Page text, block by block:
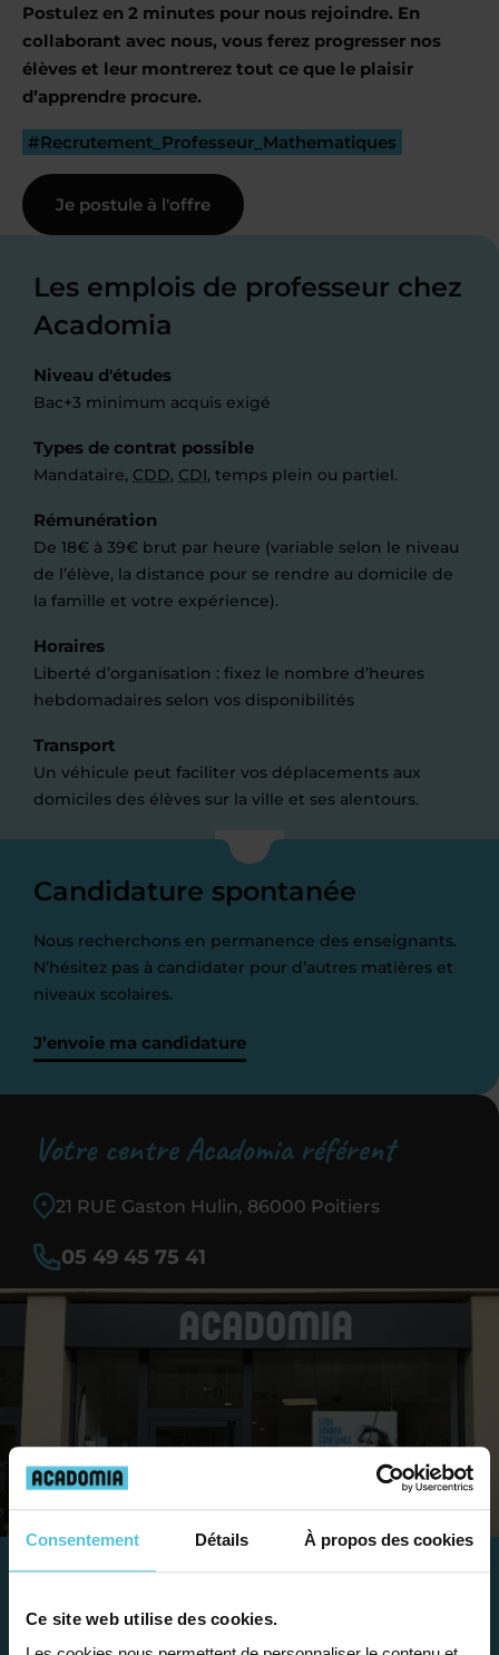
Consentement Détails À propos des cookies
Ce site web utilise des cookies.
Postulez en 2 minutes pour nous rejoindre. En
collaborant avec nous, vous ferez progresser nos
élèves et leur montrerez tout ce que le plaisir
d’apprendre procure.
#Recrutement_Professeur_Mathematiques
Je postule à l'offre
Les emplois de professeur chez
Acadomia
Niveau d'études
Bac+3 minimum acquis exigé
Types de contrat possible
Mandataire, CDD, CDI, temps plein ou partiel.
Rémunération
De 18€ à 39€ brut par heure (variable selon le niveau
de l’élève, la distance pour se rendre au domicile de
la famille et votre expérience).
Horaires
Liberté d’organisation : fixez le nombre d’heures
hebdomadaires selon vos disponibilités
Transport
Un véhicule peut faciliter vos déplacements aux
domiciles des élèves sur la ville et ses alentours.
Candidature spontanée
Nous recherchons en permanence des enseignants.
N’hésitez pas à candidater pour d’autres matières et
niveaux scolaires.
J’envoie ma candidature
Votre centre Acadomia référent
21 RUE Gaston Hulin, 86000 Poitiers
05 49 45 75 41
Travailler chez Acadomia